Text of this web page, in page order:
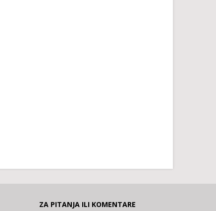
ZA PITANJA ILI KOMENTARE